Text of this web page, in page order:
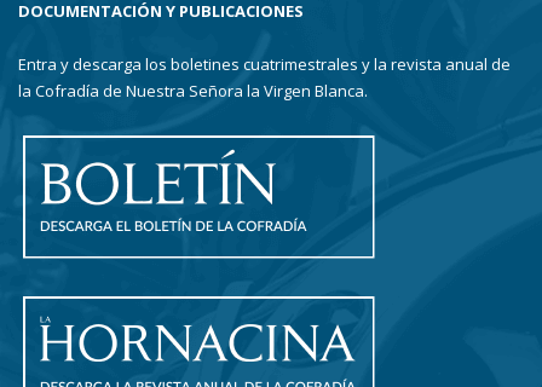
DOCUMENTACIÓN Y PUBLICACIONES
Entra y descarga los boletines cuatrimestrales y la revista anual de
la Cofradía de Nuestra Señora la Virgen Blanca.